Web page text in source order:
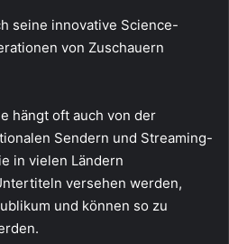
seine innovative Science-
von Zuschauern
hängt oft auch von der
Sendern und Streaming-
in vielen Ländern
versehen werden,
und können so zu